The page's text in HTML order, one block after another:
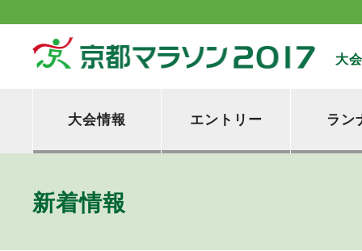
大
大会情報 エントリー ラン
新着情報